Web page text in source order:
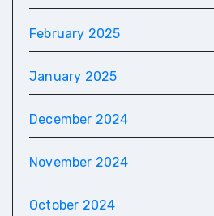
February 2025
January 2025
December 2024
November 2024
October 2024